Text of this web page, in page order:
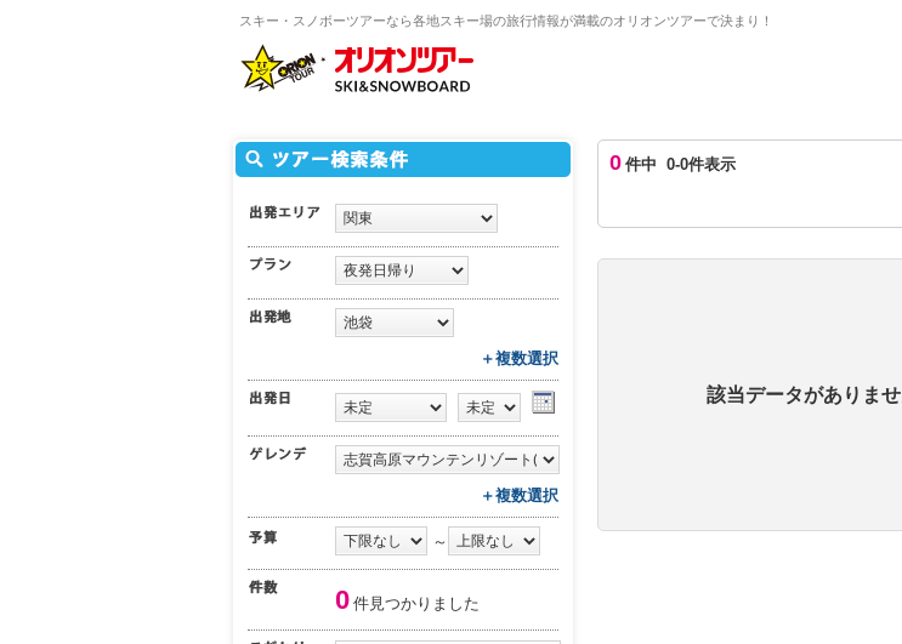
スキー・スノボーツアーなら各地スキー場の旅行情報が満載のオリオンツアーで決まり！
＋複数選択
＋複数選択
～
0 件見つかりました
0 件中 0-0件表示
該当データがありま